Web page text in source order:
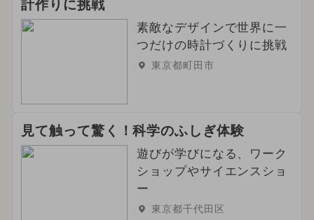
計作りに挑戦
素敵なデザインで世界に一
つだけの時計づくりに挑戦
東京都町田市
見て触って驚く！科学のふしぎ体験
遊びが学びになる、ワーク
ショップやサイエンスショ
ー
東京都千代田区